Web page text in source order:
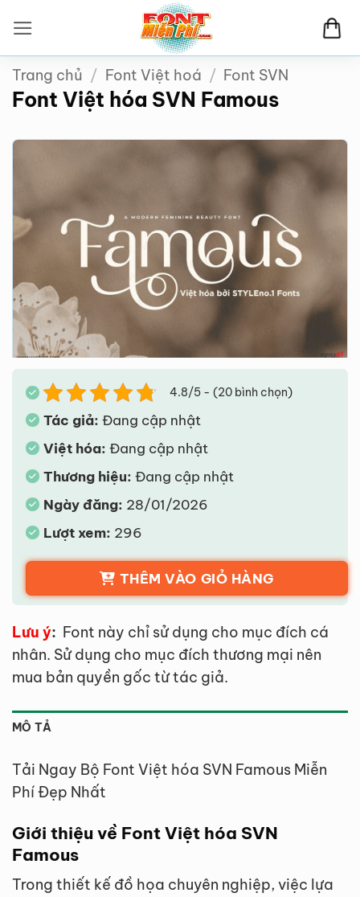
qua
nội
dung
Trang chủ / Font Việt hoá / Font SVN
Font Việt hóa SVN Famous
4.8/5 - (20 bình chọn)
Tác giả: Đang cập nhật
Việt hóa: Đang cập nhật
Thương hiệu: Đang cập nhật
Ngày đăng: 28/01/2026
Lượt xem: 296
THÊM VÀO GIỎ HÀNG
Lưu ý: Font này chỉ sử dụng cho mục đích cá
nhân. Sử dụng cho mục đích thương mại nên
mua bản quyền gốc từ tác giả.
MÔ TẢ
Tải Ngay Bộ Font Việt hóa SVN Famous Miễn
Phí Đẹp Nhất
Giới thiệu về Font Việt hóa SVN
Famous
Trong thiết kế đồ họa chuyên nghiệp, việc lựa